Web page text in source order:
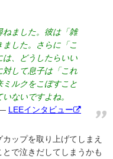
ねました。彼は「雑
した。さらに「こ
は、どうしたらいい
対して息子は「これ
ルクをこぼすこと
ないですよね。
LEEインタビュー
ップを取り上げてしまえ
で泣きだしてしまうかも